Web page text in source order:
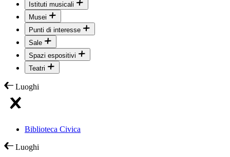
Istituti musicali
Musei
Punti di interesse
Sale
Spazi espositivi
Teatri
Luoghi
Biblioteca Civica
Luoghi